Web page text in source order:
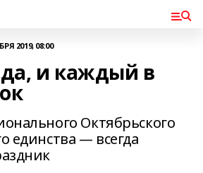
2019, 08:00
и каждый в
Октябрьского
единства — всегда